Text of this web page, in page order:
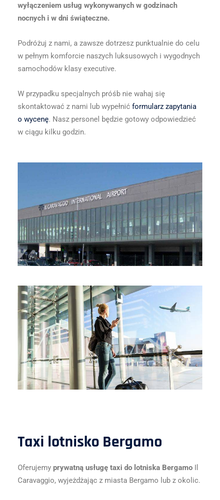
wyłączeniem usług wykonywanych w godzinach
nocnych i w dni świąteczne.
Podróżuj z nami, a zawsze dotrzesz punktualnie do celu
w pełnym komforcie naszych luksusowych i wygodnych
samochodów klasy executive.
W przypadku specjalnych próśb nie wahaj się
skontaktować z nami lub wypełnić formularz zapytania
o wycenę. Nasz personel będzie gotowy odpowiedzieć
w ciągu kilku godzin.
Taxi lotnisko Bergamo
Oferujemy prywatną usługę taxi do lotniska Bergamo Il
Caravaggio, wyjeżdżając z miasta Bergamo lub z okolic.